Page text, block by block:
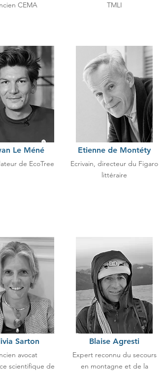
CEMA
Le Méné
de EcoTree
Sarton
avocat
scientifique de
TMLI
Etienne de Montéty
Ecrivain, directeur du Figaro
littéraire
Blaise Agresti
Expert reconnu du secours
en montagne et de la